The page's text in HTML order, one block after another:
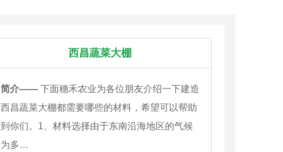
西昌蔬菜大棚
简介—— 下面穗禾农业为各位朋友介绍一下建造
西昌蔬菜大棚都需要哪些的材料，希望可以帮助
到你们。1、材料选择由于东南沿海地区的气候
为多…